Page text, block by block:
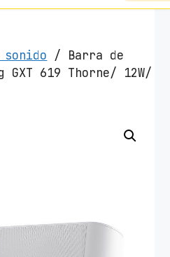
/ Barra de
GXT 619 Thorne/ 12W/